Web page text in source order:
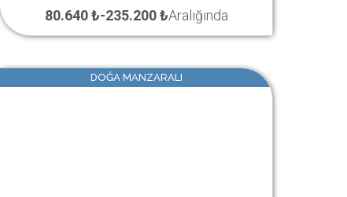
80.640 ₺-235.200 ₺Aralığında
DOĞA MANZARALI